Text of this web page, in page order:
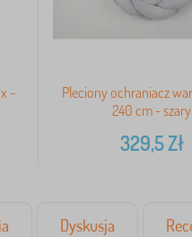
-
Pleciony ochraniacz
240 cm - szary
329,5Zł
Dyskusja